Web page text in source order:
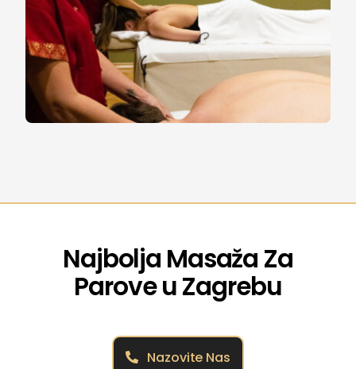
Najbolja Masaža Za
Parove u Zagrebu
Nazovite Nas